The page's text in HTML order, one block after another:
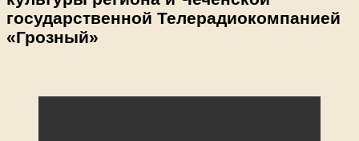
государственной Телерадиокомпанией
«Грозный»